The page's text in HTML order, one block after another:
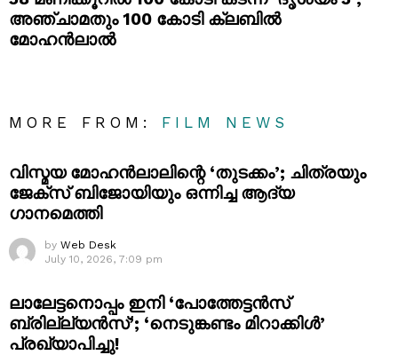
അഞ്ചാമതും 100 കോടി ക്ലബിൽ
മോഹൻലാൽ
MORE FROM: FILM NEWS
വിസ്മയ മോഹൻലാലിന്റെ ‘തുടക്കം’; ചിത്രയും
ജേക്സ് ബിജോയിയും ഒന്നിച്ച ആദ്യ
ഗാനമെത്തി
by Web Desk
July 10, 2026, 7:09 pm
ലാലേട്ടനൊപ്പം ഇനി ‘പോത്തേട്ടൻസ്
ബ്രില്ല്യൻസ്’; ‘നെടുങ്കണ്ടം മിറാക്കിൾ’
പ്രഖ്യാപിച്ചു!